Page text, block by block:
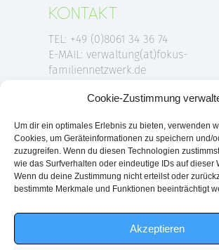
Cookie-Zustimmung
Um dir ein optimales Erlebnis zu bieten, verwenden
Cookies, um Geräteinformationen zu speichern und/
zuzugreifen. Wenn du diesen Technologien
wie das Surfverhalten oder eindeutige IDs auf dieser
Wenn du deine Zustimmung nicht erteilst oder
bestimmte Merkmale und Funktionen beeinträchtigt
Akzeptieren
KONTAKT
TEL: +49 (0)8061 34 36 74
E-MAIL: verwaltung(at)fokus-
familiennetzwerk.de
ANSCHRIFT
FOKUS-Familiennetzwerk e.V.
Am Klafferer 1
83043 Bad Aibling